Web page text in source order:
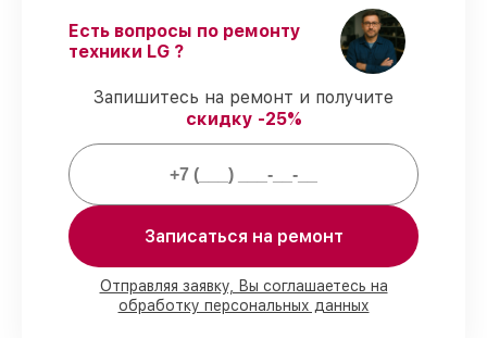
–
гарантируем завершение работ без
задержек.
– все
работы по восстановлению проводятся с
официальной гарантией.
Мы гарантируем:
работ с возможностью наблюдения
90%комплектующих для духовых
шкафов на складе или доступны для
быстрой доставки
Есть вопросы по ремонту
техники LG ?
Запишитесь на ремонт и получите
скидку -25%
Записаться на ремонт
Отправляя заявку, Вы соглашаетесь на
обработку персональных данных